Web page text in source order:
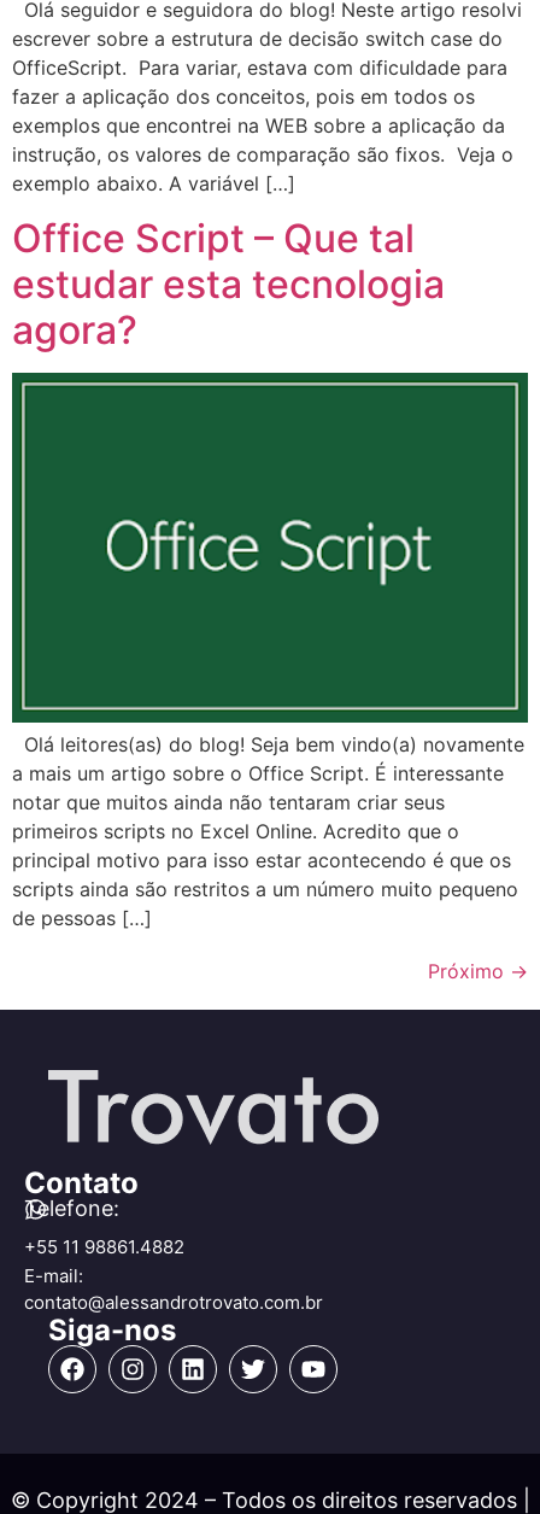
Olá seguidor e seguidora do blog! Neste artigo resolvi
escrever sobre a estrutura de decisão switch case do
OfficeScript. Para variar, estava com dificuldade para
fazer a aplicação dos conceitos, pois em todos os
exemplos que encontrei na WEB sobre a aplicação da
instrução, os valores de comparação são fixos. Veja o
exemplo abaixo. A variável […]
Office Script – Que tal
estudar esta tecnologia
agora?
Olá leitores(as) do blog! Seja bem vindo(a) novamente
a mais um artigo sobre o Office Script. É interessante
notar que muitos ainda não tentaram criar seus
primeiros scripts no Excel Online. Acredito que o
principal motivo para isso estar acontecendo é que os
scripts ainda são restritos a um número muito pequeno
de pessoas […]
Próximo →
Contato
Telefone:
+55 11 98861.4882
E-mail:
contato@alessandrotrovato.com.br
Siga-nos
© Copyright 2024 – Todos os direitos reservados |